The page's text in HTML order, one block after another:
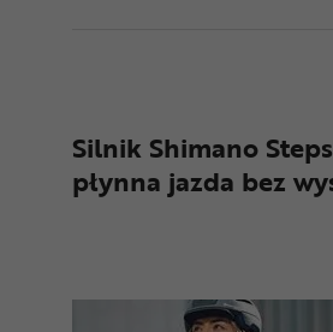
Silnik Shimano
płynna jazda bez